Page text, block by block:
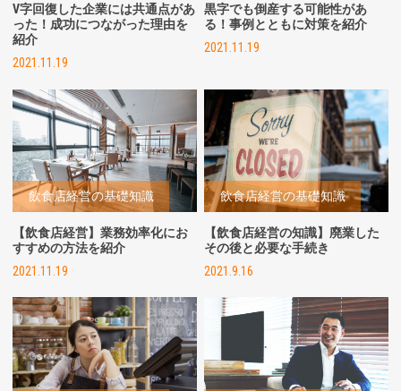
V字回復した企業には共通点があ
った！成功につながった理由を
紹介
2021.11.19
黒字でも倒産する可能性があ
る！事例とともに対策を紹介
2021.11.19
飲食店経営の基礎知識
【飲食店経営】業務効率化にお
すすめの方法を紹介
2021.11.19
飲食店経営の基礎知識
【飲食店経営の知識】廃業した
その後と必要な手続き
2021.9.16